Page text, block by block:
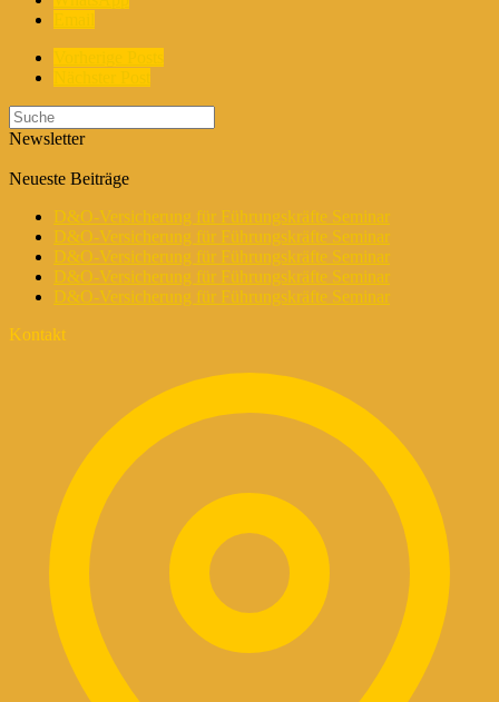
Newsletter
Neueste Beiträge
D&O-Versicherung für Führungskräfte Seminar
D&O-Versicherung für Führungskräfte Seminar
D&O-Versicherung für Führungskräfte Seminar
D&O-Versicherung für Führungskräfte Seminar
D&O-Versicherung für Führungskräfte Seminar
Kontakt